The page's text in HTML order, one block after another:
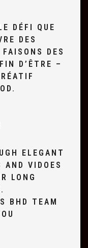
DÉFI QUE
DES
DES
D’ÊTRE –
ELEGANT
AND VIDOES
LONG
BHD TEAM